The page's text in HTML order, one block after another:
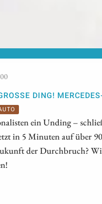
DING!
ein Unding –
in 5 Minuten auf über
der Durchbruch?